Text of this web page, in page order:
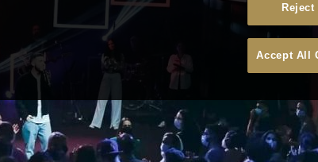
Reject
Accept All